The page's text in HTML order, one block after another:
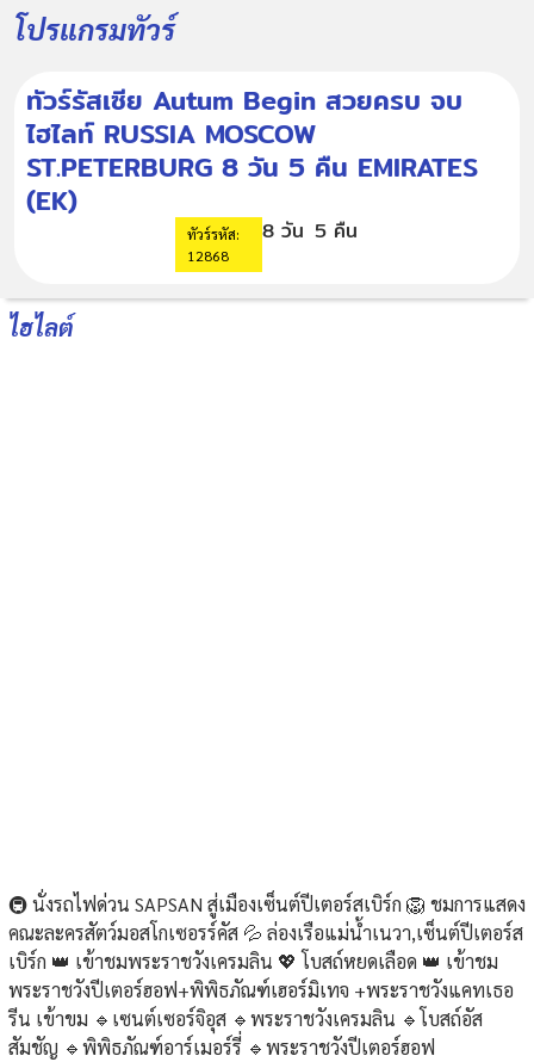
โปรแกรมทัวร์
ทัวร์รัสเซีย Autum Begin สวยครบ จบ
ไฮไลท์ RUSSIA MOSCOW
ST.PETERBURG 8 วัน 5 คืน EMIRATES
(EK)
ทัวร์รหัส:
12868
8 วัน 5 คืน
ไฮไลต์
🚇 นั่งรถไฟด่วน SAPSAN สู่เมืองเซ็นต์ปีเตอร์สเบิร์ก 🦁 ชมการแสดง
คณะละครสัตว์มอสโกเซอรร์คัส 💦 ล่องเรือแม่น้ำเนวา,เซ็นต์ปีเตอร์ส
เบิร์ก 👑 เข้าชมพระราชวังเครมลิน 💖 โบสถ์หยดเลือด 👑 เข้าชม
พระราชวังปีเตอร์ฮอฟ+พิพิธภัณฑ์เฮอร์มิเทจ +พระราชวังแคทเธอ
รีน เข้าขม 🔹เซนต์เซอร์จิอุส 🔹พระราชวังเครมลิน 🔹โบสถ์อัส
สัมชัญ 🔹พิพิธภัณฑ์อาร์เมอร์รี่ 🔹พระราชวังปีเตอร์ฮอฟ